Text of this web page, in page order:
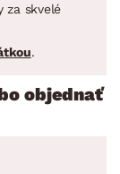
za skvelé
.
objednať